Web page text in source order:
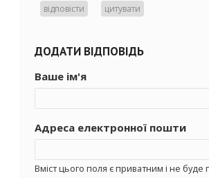
відповісти цитувати
ДОДАТИ ВІДПОВІДЬ
Ваше ім'я
Адреса електронної пошти
Вміст цього поля є приватним і не буде